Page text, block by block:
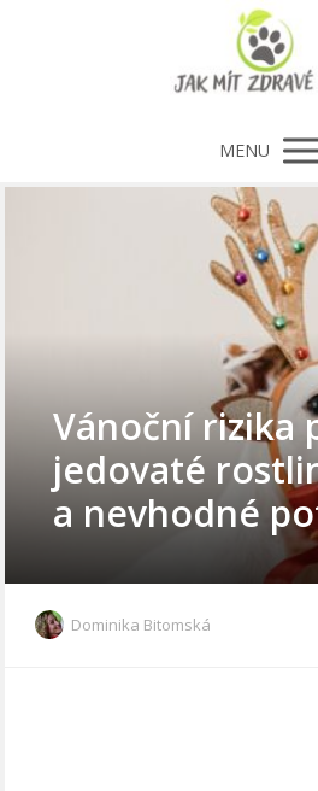
MENU
Vánoční rizika
jedovaté
a nevhodné
Dominika Bitomská